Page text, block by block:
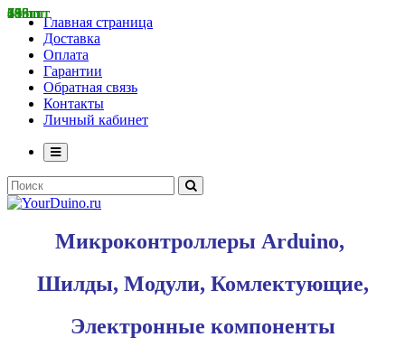
Главная страница
Доставка
Оплата
Гарантии
Обратная связь
Контакты
Личный кабинет
Микроконтроллеры Arduino,
Шилды, Модули, Комлектующие,
Электронные компоненты
68 шт
68 шт
55 шт
156 шт
198 шт
799 шт
25 шт
415 шт
3 шт
70 шт